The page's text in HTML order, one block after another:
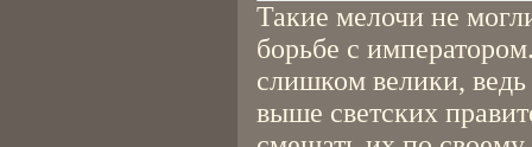
Такие мелочи не
борьбе с
слишком велики, ведь
выше светских